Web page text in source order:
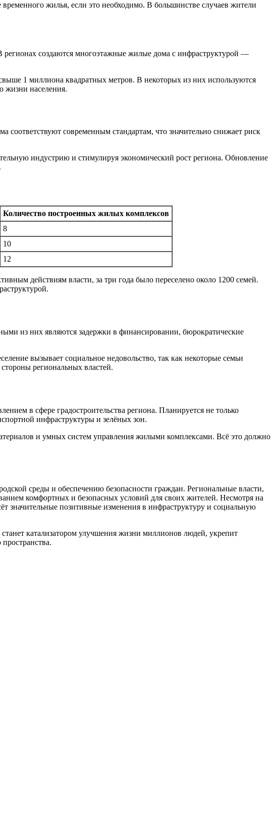
жилья, если это необходимо. В большинстве случаев жители
создаются многоэтажные жилые дома с инфраструктурой —
1 миллиона квадратных метров. В некоторых из них используются
жизни населения.
современным стандартам, что значительно снижает риск
индустрию и стимулируя экономический рост региона. Обновление
Количество построенных жилых комплексов
8
10
12
действиям власти, за три года было переселено около 1200 семей.
из них являются задержки в финансировании, бюрократические
вызывает социальное недовольство, так как некоторые семьи
региональных властей.
в сфере градостроительства региона. Планируется не только
инфраструктуры и зелёных зон.
и умных систем управления жилыми комплексами. Всё это должно
среды и обеспечению безопасности граждан. Региональные власти,
комфортных и безопасных условий для своих жителей. Несмотря на
значительные позитивные изменения в инфраструктуру и социальную
катализатором улучшения жизни миллионов людей, укрепит